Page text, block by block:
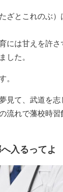
ざとこれのぶ
には甘えを許さ
した。
。
見て、武道を
流れで藩校時
入るってよ